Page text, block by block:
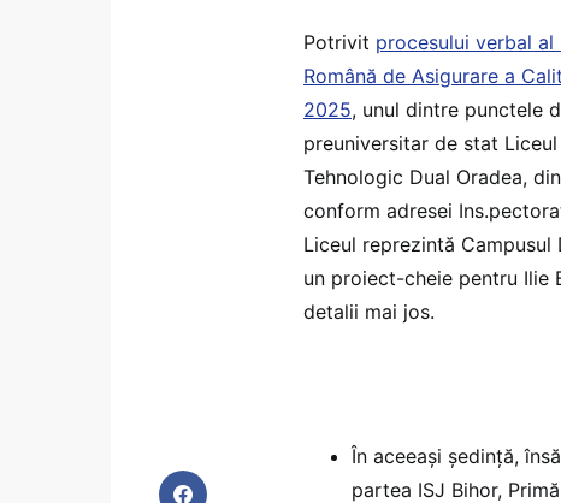
Potrivit procesului verbal al
Română de Asigurare a
2025, unul dintre punctele
preuniversitar de stat
Tehnologic Dual Oradea,
conform adresei
Liceul reprezintă Campusul
un proiect-cheie pentru Ilie
detalii mai jos.
În aceeași ședință,
partea ISJ Bihor,